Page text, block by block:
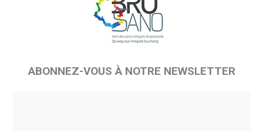
ABONNEZ-VOUS À NOTRE NEWSLETTER